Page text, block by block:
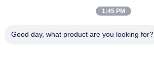
品質管理
1:45 PM
Good day, what product are you looking for?